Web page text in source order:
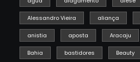
Alessandro Vieira aliança
anistia aposta Aracaju
Bahia bastidores Beauty